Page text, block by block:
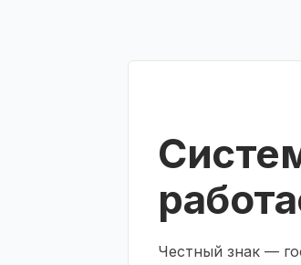
Честный знак —